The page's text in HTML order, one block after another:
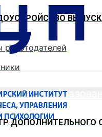
работодателей
ДОПОЛНИТЕЛЬНОГО